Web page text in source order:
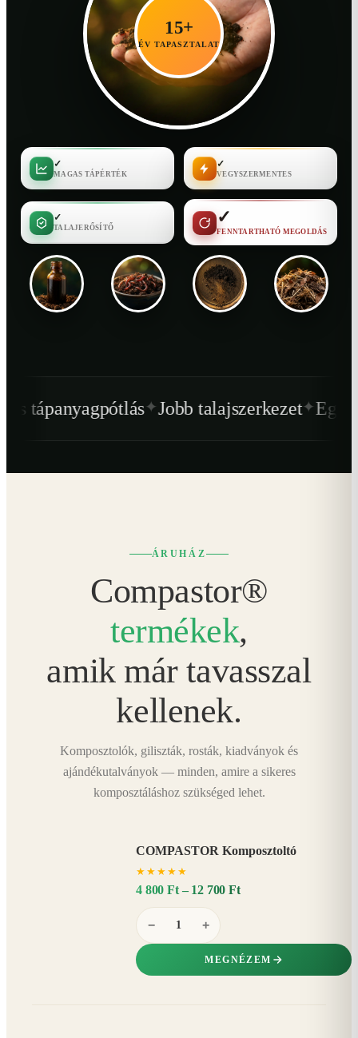
15+
ÉV TAPASZTALAT
✓
MAGAS TÁPÉRTÉK
✓
VEGYSZERMENTES
✓
TALAJERŐSÍTŐ
✓
FENNTARTHATÓ MEGOLDÁS
✦Jobb talajszerkezet✦Egészségesebb
ÁRUHÁZ
Compastor®
termékek,
amik már tavasszal
kellenek.
Komposztolók, giliszták, rosták, kiadványok és
ajándékutalványok — minden, amire a sikeres
komposztáláshoz szükséged lehet.
COMPASTOR Komposztoltó
★ ★ ★ ★ ★
4 800 Ft – 12 700 Ft
− +
MEGNÉZEM